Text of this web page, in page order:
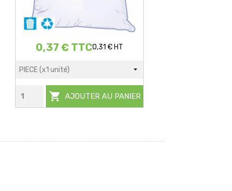
0,37 € TTC0,31 € HT
 AJOUTER AU PANIER